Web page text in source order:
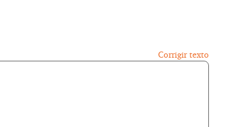
Corrigir texto